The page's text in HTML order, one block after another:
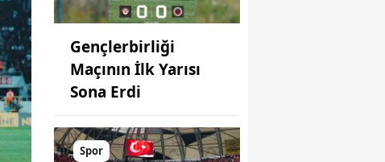
Gençlerbirliği
Maçının İlk Yarısı
Sona Erdi
Spor